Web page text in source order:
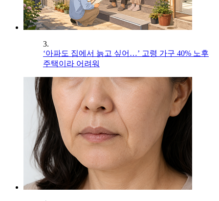
3.
‘아파도 집에서 늙고 싶어…’ 고령 가구 40% 노후
주택이라 어려워